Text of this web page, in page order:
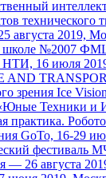
технического
августа 2019,
школе №2007
16 июля
зрения Ice
Техники и
практика.
GoTo, 16-29
— 26 августа